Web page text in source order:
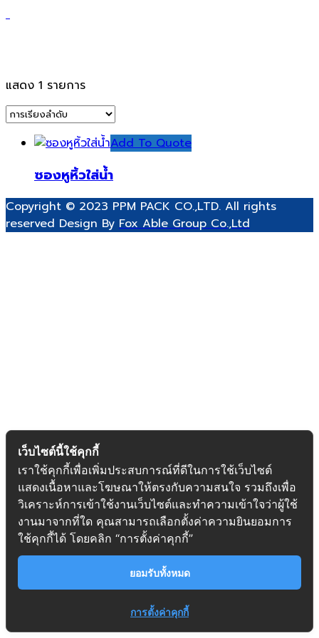
แสดง 1 รายการ
Add To Quote
ซองหูหิ้วใส่น้ำ
Copyright © 2023 PPM PACK CO.,LTD. All rights
reserved Design By Fox Able Group Co.,Ltd
เว็บไซต์นี้ใช้คุกกี้
เราใช้คุกกี้เพื่อเพิ่มประสบการณ์ที่ดีในการใช้เว็บไซต์
แสดงเนื้อหาและโฆษณาให้ตรงกับความสนใจ รวมถึงเพื่อ
วิเคราะห์การเข้าใช้งานเว็บไซต์และทำความเข้าใจว่าผู้ใช้
งานมาจากที่ใด คุณสามารถเลือกตั้งค่าความยินยอมการ
ใช้คุกกี้ได้ โดยคลิก “การตั้งค่าคุกกี้”
ยอมรับทั้งหมด
การตั้งค่าคุกกี้